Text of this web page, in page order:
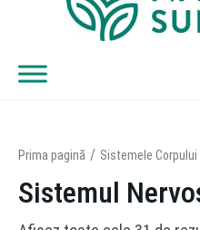
Prima pagină Sistemele Corpului
Sistemul